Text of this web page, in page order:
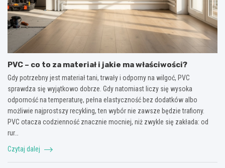
PVC – co to za materiał i jakie ma właściwości?
Gdy potrzebny jest materiał tani, trwały i odporny na wilgoć, PVC
sprawdza się wyjątkowo dobrze. Gdy natomiast liczy się wysoka
odporność na temperaturę, pełna elastyczność bez dodatków albo
możliwie najprostszy recykling, ten wybór nie zawsze będzie trafiony.
PVC otacza codzienność znacznie mocniej, niż zwykle się zakłada: od
rur…
Czytaj dalej